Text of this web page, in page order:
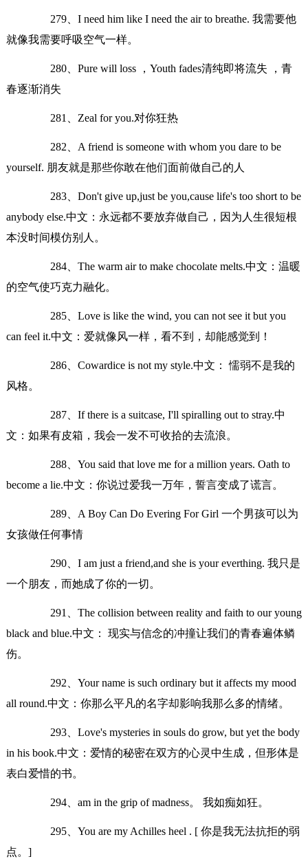
279、I need him like I need the air to breathe. 我需要他
就像我需要呼吸空气一样。
280、Pure will loss ，Youth fades清纯即将流失 ，青
春逐渐消失
281、Zeal for you.对你狂热
282、A friend is someone with whom you dare to be
yourself. 朋友就是那些你敢在他们面前做自己的人
283、Don't give up,just be you,cause life's too short to be
anybody else.中文：永远都不要放弃做自己，因为人生很短根
本没时间模仿别人。
284、The warm air to make chocolate melts.中文：温暖
的空气使巧克力融化。
285、Love is like the wind, you can not see it but you
can feel it.中文：爱就像风一样，看不到，却能感觉到！
286、Cowardice is not my style.中文： 懦弱不是我的
风格。
287、If there is a suitcase, I'll spiralling out to stray.中
文：如果有皮箱，我会一发不可收拾的去流浪。
288、You said that love me for a million years. Oath to
become a lie.中文：你说过爱我一万年，誓言变成了谎言。
289、A Boy Can Do Evering For Girl 一个男孩可以为
女孩做任何事情
290、I am just a friend,and she is your everthing. 我只是
一个朋友，而她成了你的一切。
291、The collision between reality and faith to our young
black and blue.中文： 现实与信念的冲撞让我们的青春遍体鳞
伤。
292、Your name is such ordinary but it affects my mood
all round.中文：你那么平凡的名字却影响我那么多的情绪。
293、Love's mysteries in souls do grow, but yet the body
in his book.中文：爱情的秘密在双方的心灵中生成，但形体是
表白爱惜的书。
294、am in the grip of madness。 我如痴如狂。
295、You are my Achilles heel . [ 你是我无法抗拒的弱
点。]